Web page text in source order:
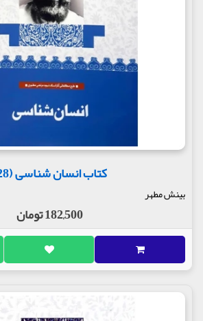
کتاب انسان شناسی (28)
بینش مطهر
182,500 تومان